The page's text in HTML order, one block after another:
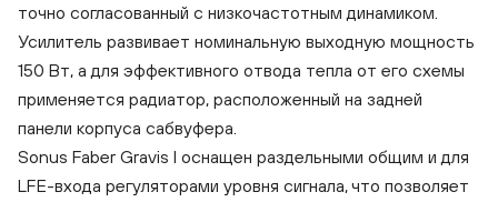
точно согласованный с низкочастотным динамиком.
Усилитель развивает номинальную выходную мощность
150 Вт, а для эффективного отвода тепла от его схемы
применяется радиатор, расположенный на задней
панели корпуса сабвуфера.
Sonus Faber Gravis I оснащен раздельными общим и для
LFE-входа регуляторами уровня сигнала, что позволяет